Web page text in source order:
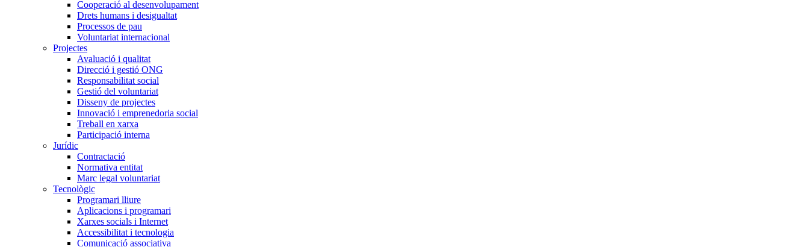
Cooperació al desenvolupament
Drets humans i desigualtat
Processos de pau
Voluntariat internacional
Projectes
Avaluació i qualitat
Direcció i gestió ONG
Responsabilitat social
Gestió del voluntariat
Disseny de projectes
Innovació i emprenedoria social
Treball en xarxa
Participació interna
Jurídic
Contractació
Normativa entitat
Marc legal voluntariat
Tecnològic
Programari lliure
Aplicacions i programari
Xarxes socials i Internet
Accessibilitat i tecnologia
Comunicació associativa